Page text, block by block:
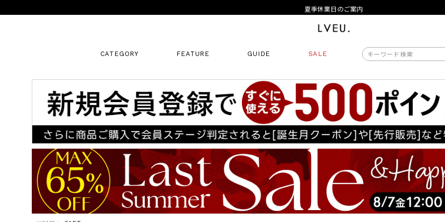
夏季休業日のご案内
10,000円以上ご購入で送料無料
夏季休業日のご案内
令和8年熊本地震の影響によるお荷物のお届けについて
CATEGORY FEATURE GUIDE SALE
商品番号
販売タイプ
新着 再入荷
SALE
商品タイプ
ORIGINAL HIT
カラー 価格（税込）